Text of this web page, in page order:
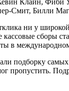
Смит, Билли
ни у
сборы
в
подборку
пропустить.